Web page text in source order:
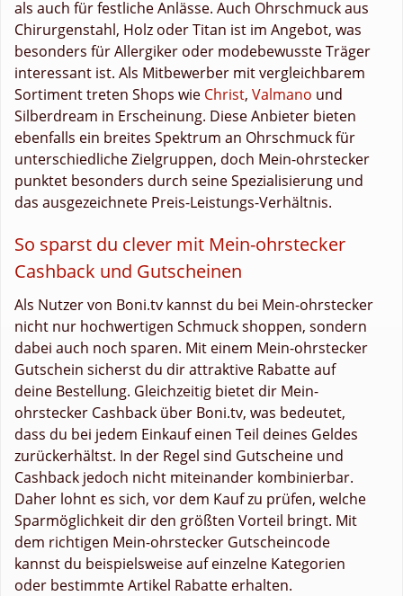
als auch für festliche Anlässe. Auch Ohrschmuck aus
Chirurgenstahl, Holz oder Titan ist im Angebot, was
besonders für Allergiker oder modebewusste Träger
interessant ist. Als Mitbewerber mit vergleichbarem
Sortiment treten Shops wie Christ, Valmano und
Silberdream in Erscheinung. Diese Anbieter bieten
ebenfalls ein breites Spektrum an Ohrschmuck für
unterschiedliche Zielgruppen, doch Mein-ohrstecker
punktet besonders durch seine Spezialisierung und
das ausgezeichnete Preis-Leistungs-Verhältnis.
So sparst du clever mit Mein-ohrstecker
Cashback und Gutscheinen
Als Nutzer von Boni.tv kannst du bei Mein-ohrstecker
nicht nur hochwertigen Schmuck shoppen, sondern
dabei auch noch sparen. Mit einem Mein-ohrstecker
Gutschein sicherst du dir attraktive Rabatte auf
deine Bestellung. Gleichzeitig bietet dir Mein-
ohrstecker Cashback über Boni.tv, was bedeutet,
dass du bei jedem Einkauf einen Teil deines Geldes
zurückerhältst. In der Regel sind Gutscheine und
Cashback jedoch nicht miteinander kombinierbar.
Daher lohnt es sich, vor dem Kauf zu prüfen, welche
Sparmöglichkeit dir den größten Vorteil bringt. Mit
dem richtigen Mein-ohrstecker Gutscheincode
kannst du beispielsweise auf einzelne Kategorien
oder bestimmte Artikel Rabatte erhalten.